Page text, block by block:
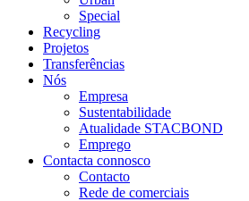
Special
Recycling
Projetos
Transferências
Nós
Empresa
Sustentabilidade
Atualidade STACBOND
Emprego
Contacta connosco
Contacto
Rede de comerciais